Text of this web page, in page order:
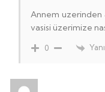
Annem uzerinden
vasisi üzerimize
0